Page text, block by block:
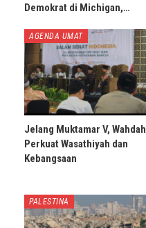
Demokrat di Michigan,…
AGENDA UMAT
Jelang Muktamar V, Wahdah
Perkuat Wasathiyah dan
Kebangsaan
PALESTINA